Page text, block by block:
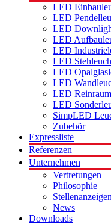
LED
LED
LED
LED
LED
LED
LED
LED
LED
LED
SimpLED
Zubehör
Expressliste
Referenzen
Unternehmen
Vertretungen
Philosophie
Stellenanzeigen
News
Downloads